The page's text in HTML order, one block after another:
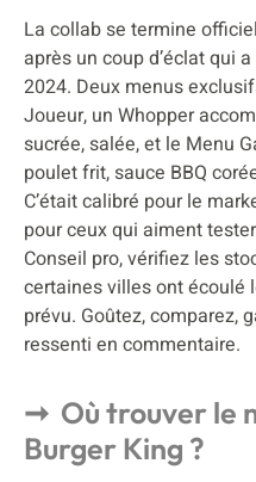
La collab se termine
après un coup d’éclat qui
2024. Deux menus
Joueur, un Whopper
sucrée, salée, et le Menu
poulet frit, sauce BBQ
C’était calibré pour le
pour ceux qui aiment
Conseil pro, vérifiez les
certaines villes ont écoulé
prévu. Goûtez, comparez,
ressenti en commentaire.
Où trouver le
Burger King ?